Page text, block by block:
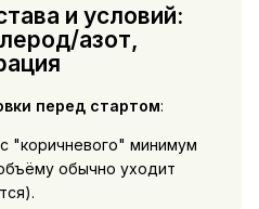
и условий:
азот,
перед стартом:
"коричневого" минимум
обычно уходит